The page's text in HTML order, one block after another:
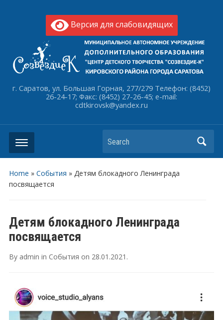
Версия для слабовидящих
г. Саратов, ул. Большая Горная, 277/279 Телефон: (8452)
26-24-17; Факс: (8452) 27-26-45; e-mail:
cdtkirovsk@yandex.ru
Search
Home » События » Детям блокадного Ленинграда
посвящается
Детям блокадного Ленинграда
посвящается
By admin in События on 28.01.2021 .